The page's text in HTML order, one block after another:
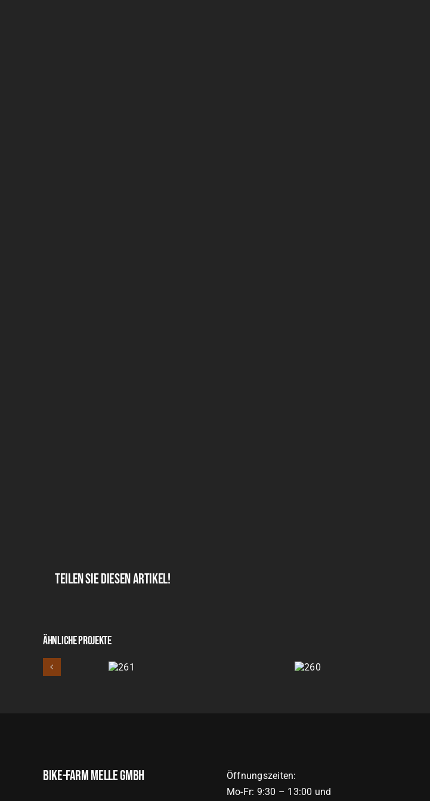
Teilen Sie diesen Artikel!
Ähnliche Projekte
Bike-Farm Melle GmbH
Öffnungszeiten:
Mo-Fr: 9:30 – 13:00 und